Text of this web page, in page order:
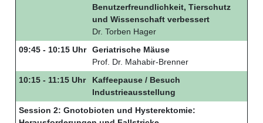
Benutzerfreundlichkeit, Tierschutz
und Wissenschaft verbessert
Dr. Torben Hager
09:45 - 10:15 Uhr
Geriatrische Mäuse
Prof. Dr. Mahabir-Brenner
10:15 - 11:15 Uhr
Kaffeepause / Besuch
Industrieausstellung
Session 2: Gnotobioten und Hysterektomie: